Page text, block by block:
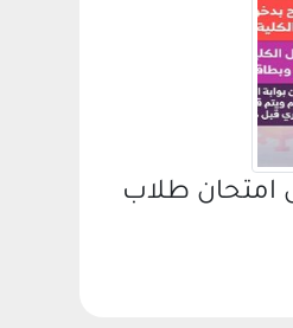
امتحان طلاب